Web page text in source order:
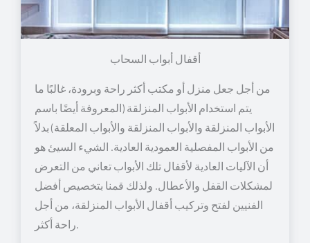
أقفال أبواب السحاب
من أجل جعل منزل أو مكتب أكثر راحة وبرودة، غالبًا ما
يتم استخدام الأبواب المنزلقة (المعروفة أيضًا باسم
الأبواب المنزلقة والأبواب المنزلقة والأبواب المعلقة) بدلاً
من الأبواب المفصلية العمودية العادية. الشيء السيئ هو
أن الآليات العادية لأقفال تلك الأبواب تعاني من التعرض
لمشكلات القفل والأعطال. ولذلك قمنا بتخصيص أفضل
الفنيين لفتح وتركيب أقفال الأبواب المنزلقة، من أجل
راحة أكثر.